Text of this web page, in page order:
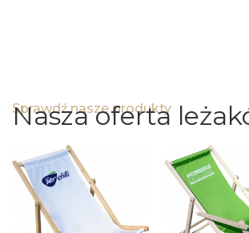
Sprawdź nasze produkty
Nasza oferta